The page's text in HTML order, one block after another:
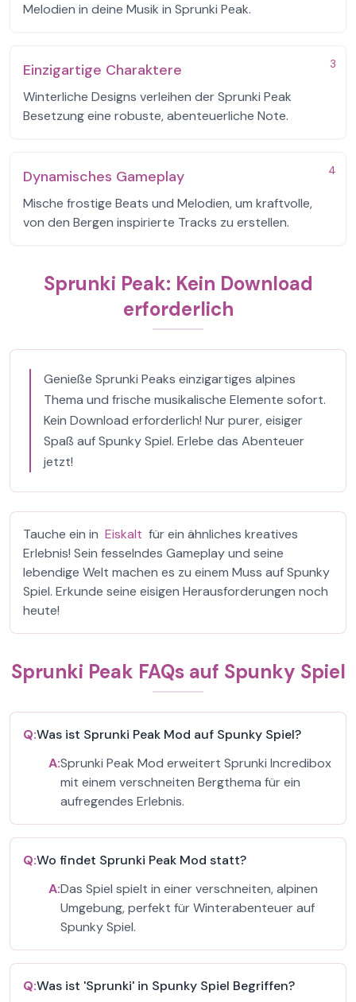
Melodien in deine Musik in Sprunki Peak.
3
Einzigartige Charaktere
Winterliche Designs verleihen der Sprunki Peak
Besetzung eine robuste, abenteuerliche Note.
4
Dynamisches Gameplay
Mische frostige Beats und Melodien, um kraftvolle,
von den Bergen inspirierte Tracks zu erstellen.
Sprunki Peak: Kein Download
erforderlich
Genieße Sprunki Peaks einzigartiges alpines
Thema und frische musikalische Elemente sofort.
Kein Download erforderlich! Nur purer, eisiger
Spaß auf Spunky Spiel. Erlebe das Abenteuer
jetzt!
Tauche ein in Eiskalt für ein ähnliches kreatives
Erlebnis! Sein fesselndes Gameplay und seine
lebendige Welt machen es zu einem Muss auf Spunky
Spiel. Erkunde seine eisigen Herausforderungen noch
heute!
Sprunki Peak FAQs auf Spunky Spiel
Q:Was ist Sprunki Peak Mod auf Spunky Spiel?
A:Sprunki Peak Mod erweitert Sprunki Incredibox
mit einem verschneiten Bergthema für ein
aufregendes Erlebnis.
Q:Wo findet Sprunki Peak Mod statt?
A:Das Spiel spielt in einer verschneiten, alpinen
Umgebung, perfekt für Winterabenteuer auf
Spunky Spiel.
Q:Was ist 'Sprunki' in Spunky Spiel Begriffen?